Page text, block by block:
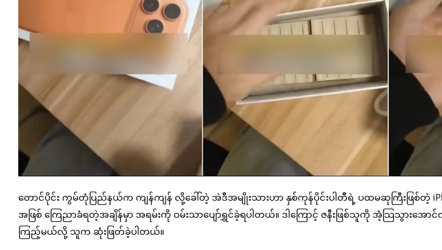
တောင်ပိုင်း ကွမ်တုံပြည်နယ်က ကျန်ကျန် လို့ခေါ်တဲ့ အဲဒီအမျိုးသားဟာ နှစ်ကုန်ပိုင်းပါတီရဲ့ ပထမဆုကြီးဖြစ်တဲ့
အဖြစ် ကြေညာခံရတဲ့အချိန်မှာ အရမ်းကို ဝမ်းသာပျော်ရွှင်ခဲ့ရပါတယ်။ ဒါကြောင့် ဇနီးဖြစ်သူကို အံ့သြသွားအေ
ကြည့်မယ်လို့ သူက ဆုံးဖြတ်ခဲ့ပါတယ်။